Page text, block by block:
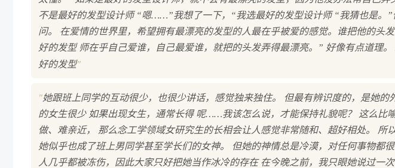
不是最好的发型设计师 “嗯……”我想了一下，“我选最好的发型设计师 “我猜也是。
问。 在爱情的世界里，希望拥有最漂亮的发型的人最在乎被爱的感觉。谁把他的头
好的发型 师在乎自己爱谁，自己最爱谁，就把的头发弄得最漂亮。” 好像有点道理
好的发型"
"她跟班上同学的互动很少，也很少讲话，感觉独来独住。 但最有辨识度的，是她
的女生很少 如果出现女生，通常长得 呢……我该怎么说，才能保持礼貌呢？ 这么比
做、难亲近， 那么念工学领域女研究生的长相会让人感觉非常随和、超好相处。 所
她似乎也成了班上男同学甚至学长们的女神。 但她的神情总是冷漠，对任何事物都
人几乎都被冻伤，因此大家只好把她当作冰冷的存在 在今晚之前，我只眼她说过一